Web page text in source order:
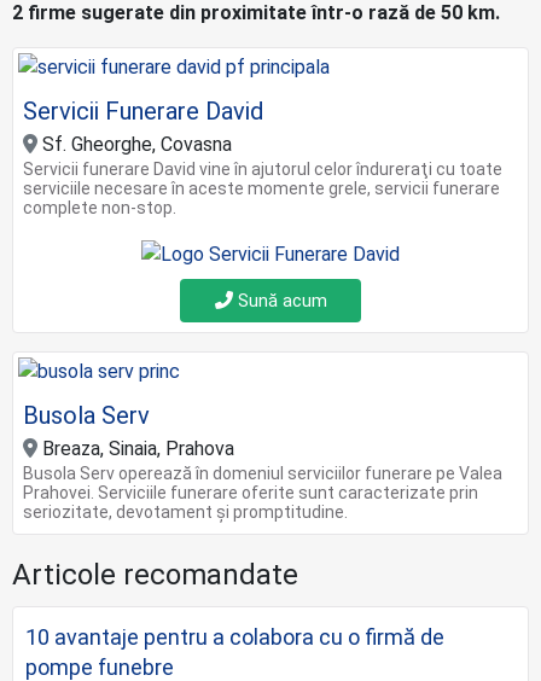
2 firme sugerate din proximitate într-o rază de 50 km.
Servicii Funerare David
Sf. Gheorghe, Covasna
Servicii funerare David vine în ajutorul celor îndureraţi cu toate
serviciile necesare în aceste momente grele, servicii funerare
complete non-stop.
Sună acum
Busola Serv
Breaza, Sinaia, Prahova
Busola Serv operează în domeniul serviciilor funerare pe Valea
Prahovei. Serviciile funerare oferite sunt caracterizate prin
seriozitate, devotament și promptitudine.
Articole recomandate
10 avantaje pentru a colabora cu o firmă de
pompe funebre